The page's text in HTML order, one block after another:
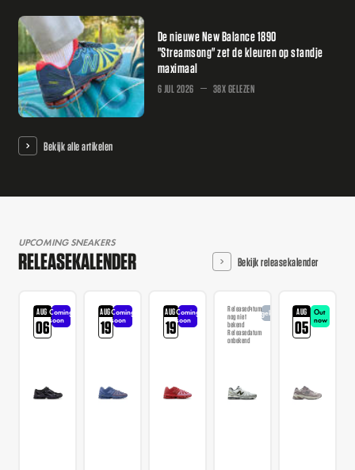
De nieuwe New Balance 1890
"Streamsong" zet de kleuren op standje
maximaal
6 JUL 2026 38X GELEZEN
Bekijk alle artikelen
UPCOMING SNEAKERS
RELEASEKALENDER Bekijk releasekalender
AUG
06
Coming
soon
AUG
19
Coming
soon
AUG
19
Coming
soon
Releasedatum
nog niet
bekend
Releasedatum
onbekend
Aangekondigd AUG
05
Out
now